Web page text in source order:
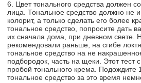
6. Цвет тонального средства должен
лица. Тональное средство должно не
колорит, а только сделать его более
тональное средство, попросите дать
их сначала дома, при дневном свете.
рекомендовали раньше, на сгибе
тональное средство на не
подбородок, часть на щеки. Этот тест
пробой тонального крема. Подождите
тональное средство за это время